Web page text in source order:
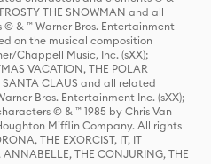
THE SNOWMAN and all
& ™ Warner Bros. Entertainment
on the musical composition
Chappell Music, Inc. (sXX);
VACATION, THE POLAR
SANTA CLAUS and all related
Bros. Entertainment Inc. (sXX);
© & ™ 1985 by Chris Van
Mifflin Company. All rights
THE EXORCIST, IT, IT
ANNABELLE, THE CONJURING, THE